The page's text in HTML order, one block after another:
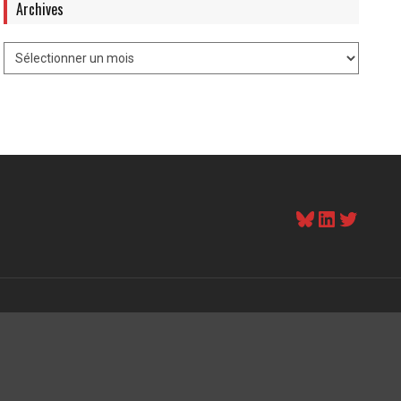
Archives
Bluesky